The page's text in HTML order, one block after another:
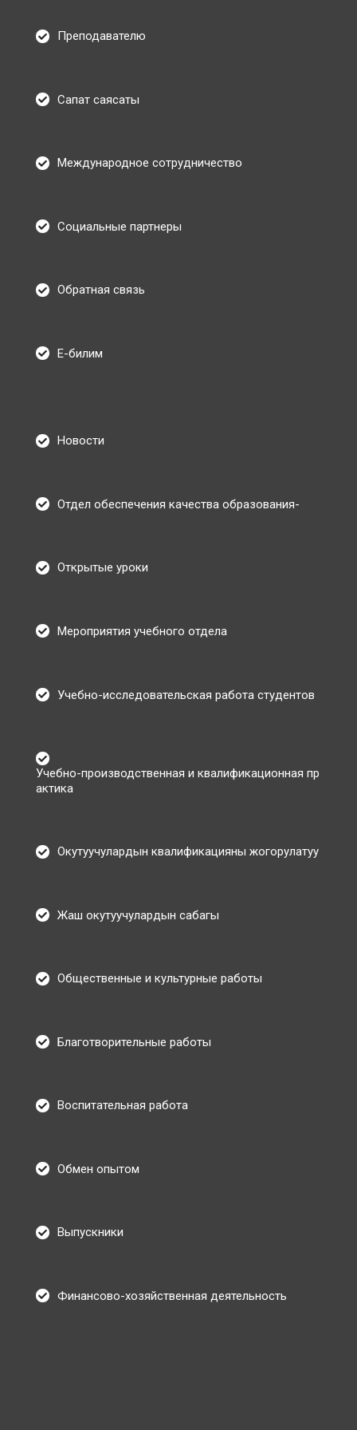
Преподавателю
Сапат саясаты
Международное сотрудничество
Социальные партнеры
Обратная связь
Е-билим
Новости
Отдел обеспечения качества образования-
Открытые уроки
Мероприятия учебного отдела
Учебно-исследовательская работа студентов
Учебно-производственная и квалификационная пр
актика
Окутуучулардын квалификацияны жогорулатуу
Жаш окутуучулардын сабагы
Общественные и культурные работы
Благотворительные работы
Воспитательная работа
Обмен опытом
Выпускники
Финансово-хозяйственная деятельность